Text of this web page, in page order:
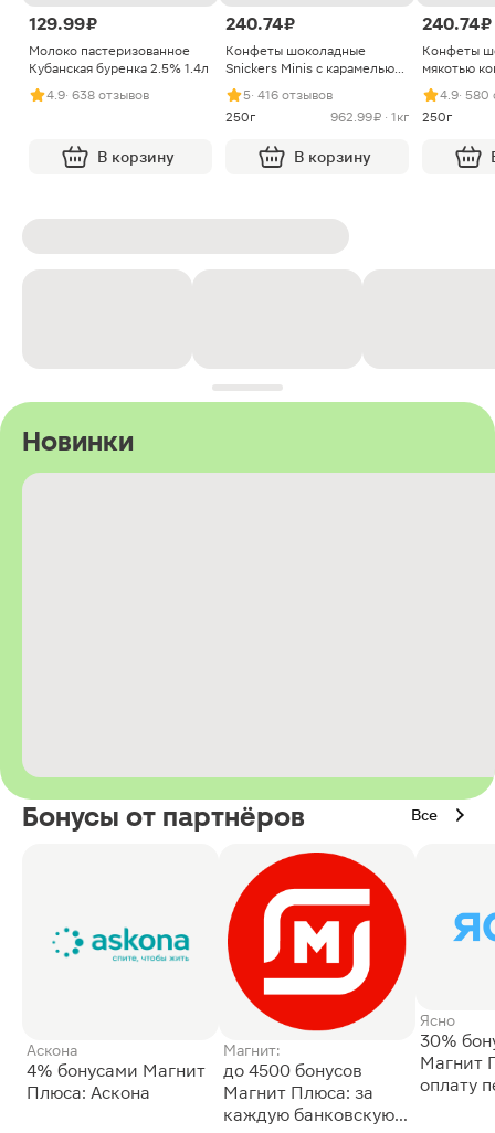
129.99 ₽
Молоко пастеризованное
Кубанская буренка 2.5% 1.4л
4.9· 638 отзывов
В корзину
240.74 ₽
Конфеты шоколадные
Snickers Minis с карамелью
арахисом и нугой
5· 416 отзывов
250г
962.99 ₽ · 1кг
В корзину
240.74 ₽
Конфеты
мякотью
4.9· 580
250г
Новинки
Бонусы от партнёров Все
Аскона
4% бонусами Магнит
Плюса: Аскона
Магнит:
до 4500 бонусов
Магнит Плюса: за
каждую банковскую
Ясно
30%
Магнит
оплату